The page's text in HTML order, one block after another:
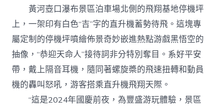
黃河壺口瀑布景區泊車場北側的飛翔基地停機坪
上，一架印有白色“吉”字的直升機蓄勢待飛。這塊專
屬定制的停機坪噴繪佈景奇妙嵌進熱點游戲黑悟空的
抽像，“恭迎天命人”接待詞非分特別奪目。系好平安
帶，戴上隔音耳機，隨同著螺旋槳的飛速扭轉和動員
機的轟叫怒吼，游客搭乘直升機飛翔天際。
“這是2024年國慶前夜，為豐盛游玩體驗，景區